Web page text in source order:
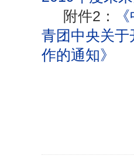
附件2 ：
青团中央关
作的通知》